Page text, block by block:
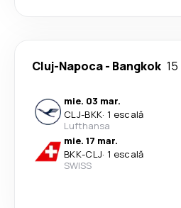
Cluj-Napoca- Bangkok
mie. 03 mar.
CLJ-BKK· 1 escală
Lufthansa
mie. 17 mar.
BKK-CLJ· 1 escală
SWISS